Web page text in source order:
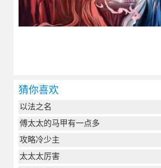
猜你喜欢
以法之名
傅太太的马甲有一点多
攻略冷少主
太太太厉害